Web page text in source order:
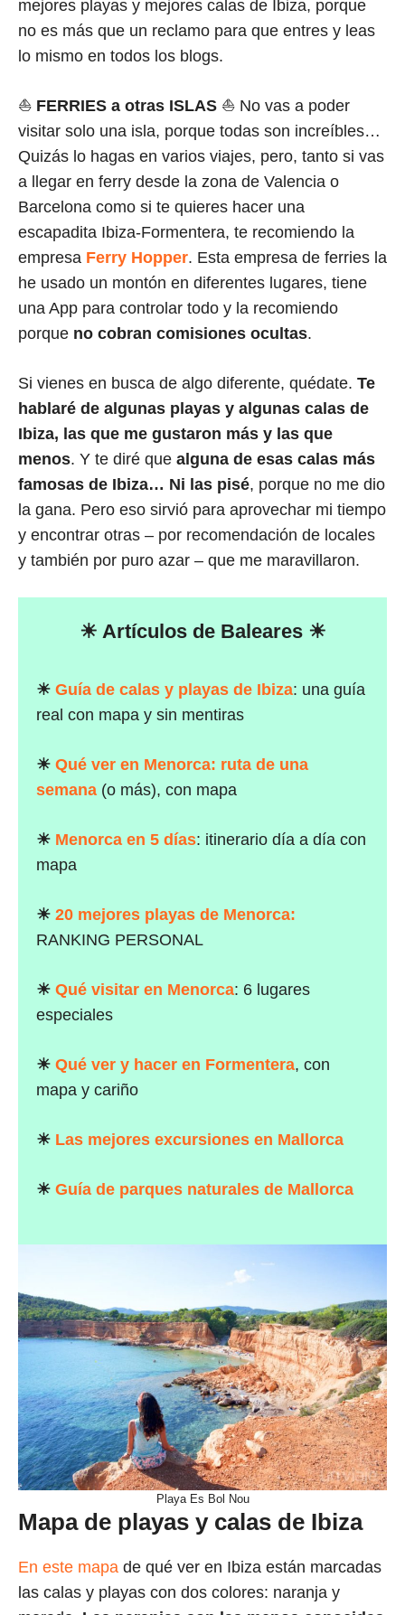
mejores playas y mejores calas de Ibiza, porque
no es más que un reclamo para que entres y leas
lo mismo en todos los blogs.
⛵ FERRIES a otras ISLAS ⛵ No vas a poder
visitar solo una isla, porque todas son increíbles…
Quizás lo hagas en varios viajes, pero, tanto si vas
a llegar en ferry desde la zona de Valencia o
Barcelona como si te quieres hacer una
escapadita Ibiza-Formentera, te recomiendo la
empresa Ferry Hopper. Esta empresa de ferries la
he usado un montón en diferentes lugares, tiene
una App para controlar todo y la recomiendo
porque no cobran comisiones ocultas.
Si vienes en busca de algo diferente, quédate. Te
hablaré de algunas playas y algunas calas de
Ibiza, las que me gustaron más y las que
menos. Y te diré que alguna de esas calas más
famosas de Ibiza… Ni las pisé, porque no me dio
la gana. Pero eso sirvió para aprovechar mi tiempo
y encontrar otras – por recomendación de locales
y también por puro azar – que me maravillaron.
☀ Artículos de Baleares ☀
☀ Guía de calas y playas de Ibiza: una guía
real con mapa y sin mentiras
☀ Qué ver en Menorca: ruta de una
semana (o más), con mapa
☀ Menorca en 5 días: itinerario día a día con
mapa
☀ 20 mejores playas de Menorca:
RANKING PERSONAL
☀ Qué visitar en Menorca: 6 lugares
especiales
☀ Qué ver y hacer en Formentera, con
mapa y cariño
☀ Las mejores excursiones en Mallorca
☀ Guía de parques naturales de Mallorca
Playa Es Bol Nou
Mapa de playas y calas de Ibiza
En este mapa de qué ver en Ibiza están marcadas
las calas y playas con dos colores: naranja y